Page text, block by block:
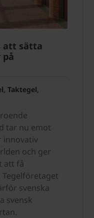
att sätta
Taktegel,
tar nu emot
innovativ
och ger
att få
svenska
svensk